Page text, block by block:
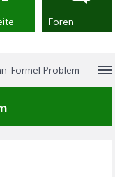
Formel Problem
Foren